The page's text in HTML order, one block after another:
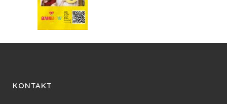
KONTAKT